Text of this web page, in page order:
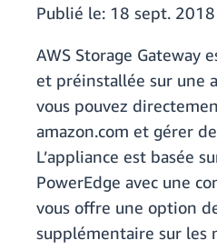
Publié le: 18 sept. 2018
AWS Storage Gateway
et préinstallée sur une
vous pouvez
amazon.com et gérer
L’appliance est basée
PowerEdge avec une
vous offre une option
supplémentaire sur les